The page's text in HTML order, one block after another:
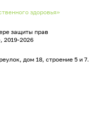
здоровья»
защиты прав
2019-2026
дом 18, строение 5 и 7.